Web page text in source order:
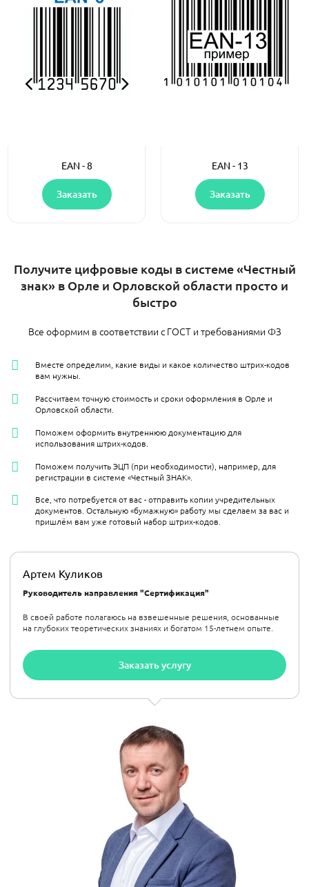
EAN - 8
Заказать
EAN - 13
Заказать
Получите цифровые коды в системе «Честный
знак» в Орле и Орловской области просто и
быстро
Все оформим в соответствии с ГОСТ и требованиями ФЗ
Артем Куликов
Руководитель направления "Сертификация"
В своей работе полагаюсь на взвешенные решения, основанные
на глубоких теоретических знаниях и богатом 15-летнем опыте.
Заказать услугу
Вместе определим, какие виды и какое количество штрих-кодов
вам нужны.
Рассчитаем точную стоимость и сроки оформления в Орле и
Орловской области.
Поможем оформить внутреннюю документацию для
использования штрих-кодов.
Поможем получить ЭЦП (при необходимости), например, для
регистрации в системе «Честный ЗНАК».
Все, что потребуется от вас - отправить копии учредительных
документов. Остальную «бумажную» работу мы сделаем за вас и
пришлём вам уже готовый набор штрих-кодов.